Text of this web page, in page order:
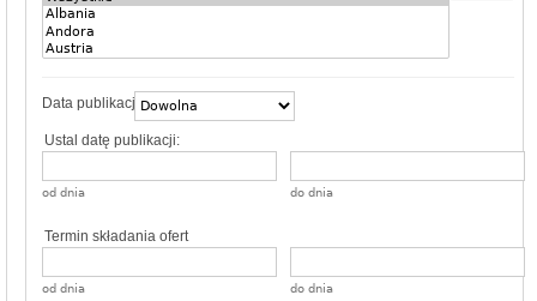
Data publikacji
Ustal datę publikacji:
od dnia do dnia
Termin składania ofert
od dnia do dnia